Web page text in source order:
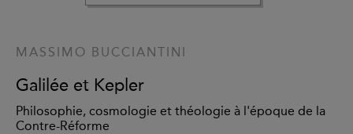
MASSIMO BUCCIANTINI
Galilée et Kepler
Philosophie, cosmologie et théologie à l'époque de la
Contre-Réforme